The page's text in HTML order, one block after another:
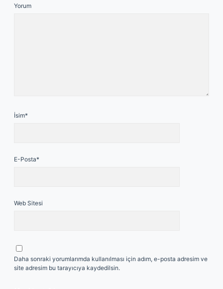
Yorum
İsim*
E-Posta*
Web Sitesi
Daha sonraki yorumlarımda kullanılması için adım, e-posta adresim ve
site adresim bu tarayıcıya kaydedilsin.